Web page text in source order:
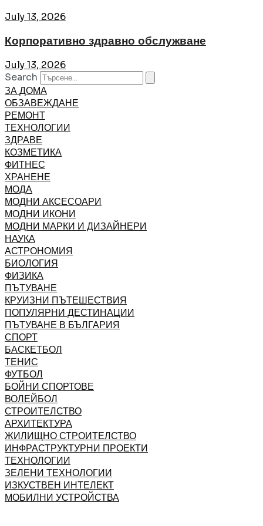
July 13, 2026
Корпоративно здравно обслужване
July 13, 2026
Search
ЗА ДОМА
ОБЗАВЕЖДАНЕ
РЕМОНТ
ТЕХНОЛОГИИ
ЗДРАВЕ
КОЗМЕТИКА
ФИТНЕС
ХРАНЕНЕ
МОДА
МОДНИ АКСЕСОАРИ
МОДНИ ИКОНИ
МОДНИ МАРКИ И ДИЗАЙНЕРИ
НАУКА
АСТРОНОМИЯ
БИОЛОГИЯ
ФИЗИКА
ПЪТУВАНЕ
КРУИЗНИ ПЪТЕШЕСТВИЯ
ПОПУЛЯРНИ ДЕСТИНАЦИИ
ПЪТУВАНЕ В БЪЛГАРИЯ
СПОРТ
БАСКЕТБОЛ
ТЕНИС
ФУТБОЛ
БОЙНИ СПОРТОВЕ
ВОЛЕЙБОЛ
СТРОИТЕЛСТВО
АРХИТЕКТУРА
ЖИЛИЩНО СТРОИТЕЛСТВО
ИНФРАСТРУКТУРНИ ПРОЕКТИ
ТЕХНОЛОГИИ
ЗЕЛЕНИ ТЕХНОЛОГИИ
ИЗКУСТВЕН ИНТЕЛЕКТ
МОБИЛНИ УСТРОЙСТВА